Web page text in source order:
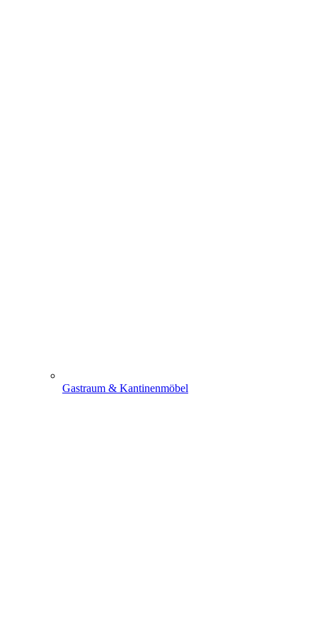
Gastraum & Kantinenmöbel